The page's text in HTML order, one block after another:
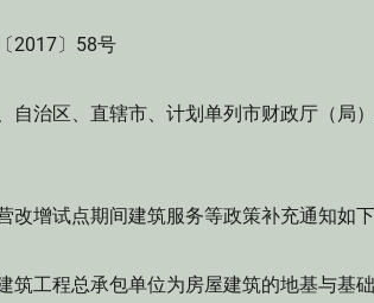
2017〕58号
自治区、直辖市、计划单列市财政厅（局
改增试点期间建筑服务等政策补充通知如下
筑工程总承包单位为房屋建筑的地基与基